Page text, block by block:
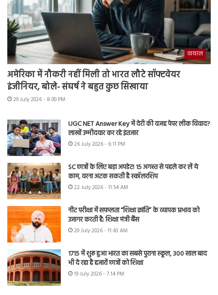
वायरल
अमेरिका में नौकरी नहीं मिली तो भारत लौटे सॉफ्टवेयर
इंजीनियर, बोले- संघर्ष ने बहुत कुछ सिखाया
29 July 2026 - 8:00 PM
UGC NET Answer Key में देरी की वजह पेपर लीक विवाद?
लाखों उम्मीदवार कर रहे इंतजार
26 July 2026 - 6:11 PM
SC छात्रों के लिए बड़ा अपडेट! 15 अगस्त से पहले कर लें ये
काम, वरना अटक सकती है स्कॉलरशिप
22 July 2026 - 11:54 AM
नीट परीक्षा में सफलता “शिक्षा क्रांति” के व्यापक प्रभाव को
उजागर करती है: शिक्षा मंत्री बैंस
20 July 2026 - 11:43 AM
1715 में शुरू हुआ भारत का सबसे पुराना स्कूल, 300 साल बाद
भी दे रहा है हजारों छात्रों को शिक्षा
19 July 2026 - 7:14 PM